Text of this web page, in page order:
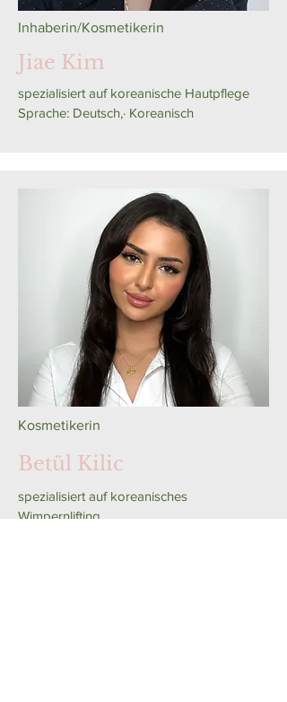
Inhaberin/Kosmetikerin
Jiae Kim
spezialisiert auf koreanische Hautpflege
Sprache: Deutsch,· Koreanisch
Kosmetikerin
Betül Kilic
spezialisiert auf koreanisches
Wimpernlifting